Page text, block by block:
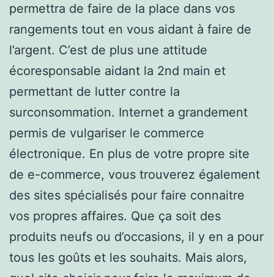
permettra de faire de la place dans vos
rangements tout en vous aidant à faire de
l’argent. C’est de plus une attitude
écoresponsable aidant la 2nd main et
permettant de lutter contre la
surconsommation. Internet a grandement
permis de vulgariser le commerce
électronique. En plus de votre propre site
de e-commerce, vous trouverez également
des sites spécialisés pour faire connaitre
vos propres affaires. Que ça soit des
produits neufs ou d’occasions, il y en a pour
tous les goûts et les souhaits. Mais alors,